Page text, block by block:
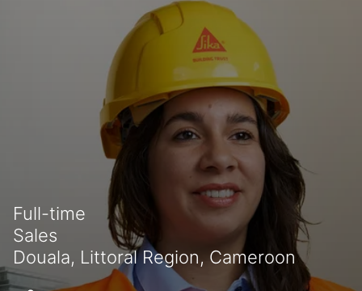
Full-time
Sales
Douala, Littoral Region, Cameroon